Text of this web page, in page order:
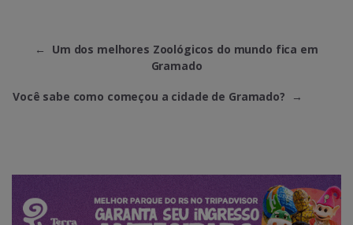
←
Um dos melhores Zoológicos do mundo fica em
Gramado
Você sabe como começou a cidade de Gramado? →